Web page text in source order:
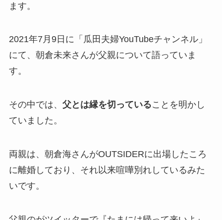
ます。
2021年7月9日に「瓜田夫婦YouTubeチャンネル」
にて、朝倉未来さんが父親について語っていま
す。
その中では、 父とは縁を切っていることを明かし
ていました。
両親は、朝倉海さんがOUTSIDERに出場したころ
に離婚しており、それ以来喧嘩別れしているみた
いです。